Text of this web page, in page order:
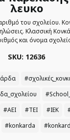
λευκο
του σχολείου.
Kλασσική
και όνομα
SKU: 12636
#ΑΕΙ #ΤΕΙ #ΙΕΚ
#konkarda